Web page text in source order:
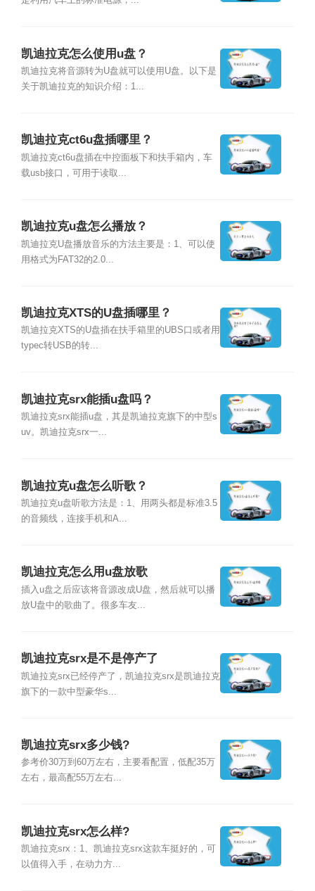
凯迪拉克怎么使用u盘？
凯迪拉克将音源转为U盘就可以使用U盘。以下是
关于凯迪拉克的知识介绍：1...
凯迪拉克ct6u盘插哪里？
凯迪拉克ct6u盘插在中控面板下和扶手箱内，车
载usb接口，可用于读取...
凯迪拉克u盘怎么播放？
凯迪拉克U盘播放音乐的方法主要是：1、可以使
用格式为FAT32的2.0...
凯迪拉克XTS的U盘插哪里？
凯迪拉克XTS的U盘插在扶手箱里的UBS口或者用
typec转USB的转...
凯迪拉克srx能插u盘吗？
凯迪拉克srx能插u盘，其是凯迪拉克旗下的中型s
uv。凯迪拉克srx一...
凯迪拉克u盘怎么听歌？
凯迪拉克u盘听歌方法是：1、用两头都是标准3.5
的音频线，连接手机和A...
凯迪拉克怎么用u盘放歌
插入u盘之后应该将音源改成U盘，然后就可以播
放U盘中的歌曲了。很多车友...
凯迪拉克srx是不是停产了
凯迪拉克srx已经停产了，凯迪拉克srx是凯迪拉克
旗下的一款中型豪华s...
凯迪拉克srx多少钱?
参考价30万到60万左右，主要看配置，低配35万
左右，最高配55万左右...
凯迪拉克srx怎么样?
凯迪拉克srx：1、凯迪拉克srx这款车挺好的，可
以值得入手，在动力方...